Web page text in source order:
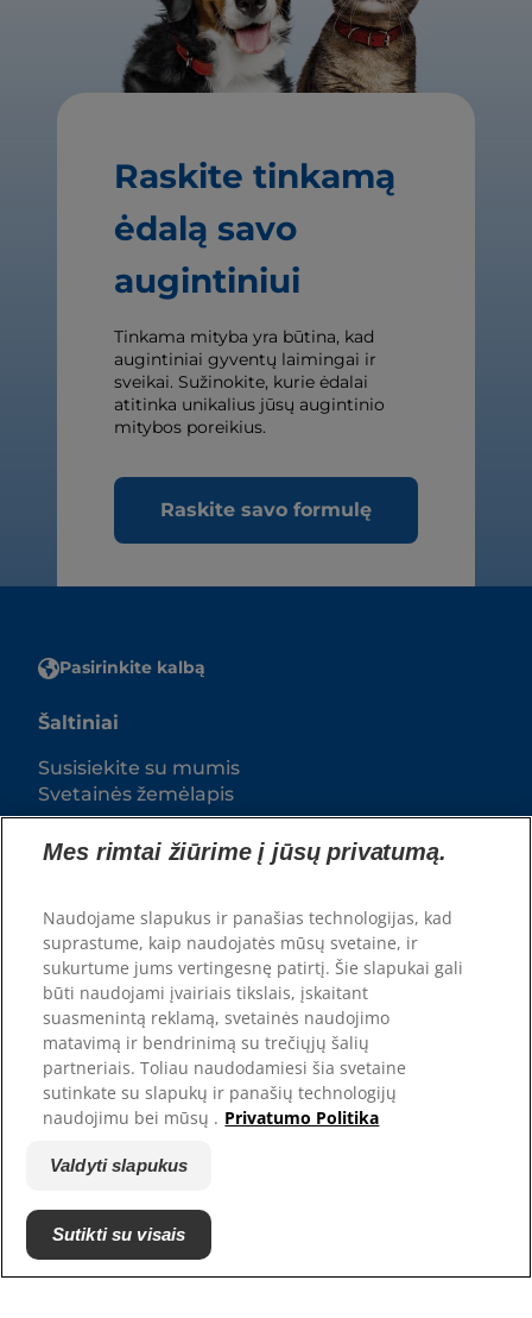
Raskite tinkamą
ėdalą savo
augintiniui
Tinkama mityba yra būtina, kad
augintiniai gyventų laimingai ir
sveikai. Sužinokite, kurie ėdalai
atitinka unikalius jūsų augintinio
mitybos poreikius.
Raskite savo formulę
Pasirinkite kalbą
Šaltiniai
Susisiekite su mumis
Svetainės žemėlapis
Mūsų svetainės
Karjera
Jeigu konkrečiai nenurodyta kitaip, šioje svetainėje
naudojamas prekės ženklo simbolis ™ reiškia Hill's
Pet Nutrition, Inc. priklausančius prekės ženklus.
Jūsų naudojimuisi šios svetainės turiniu taikomos
Mes rimtai žiūrime į jūsų privatumą.
Naudojame slapukus ir panašias technologijas, kad
suprastume, kaip naudojatės mūsų svetaine, ir
sukurtume jums vertingesnę patirtį. Šie slapukai gali
būti naudojami įvairiais tikslais, įskaitant
suasmenintą reklamą, svetainės naudojimo
matavimą ir bendrinimą su trečiųjų šalių
partneriais. Toliau naudodamiesi šia svetaine
sutinkate su slapukų ir panašių technologijų
naudojimu bei mūsų . Privatumo Politika
Valdyti slapukus
Sutikti su visais